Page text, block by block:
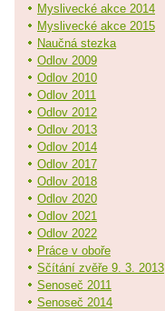
Myslivecké akce 2014
Myslivecké akce 2015
Naučná stezka
Odlov 2009
Odlov 2010
Odlov 2011
Odlov 2012
Odlov 2013
Odlov 2014
Odlov 2017
Odlov 2018
Odlov 2020
Odlov 2021
Odlov 2022
Práce v oboře
Sčítání zvěře 9. 3. 2013
Senoseč 2011
Senoseč 2014